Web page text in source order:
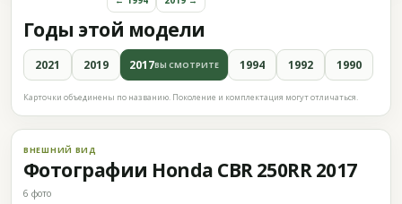
Годы этой модели
2021 2019 2017ВЫ СМОТРИТЕ 1994 1992 1990
Карточки объединены по названию. Поколение и комплектация могут отличаться.
ВНЕШНИЙ ВИД
Фотографии Honda CBR 250RR 2017
6 фото